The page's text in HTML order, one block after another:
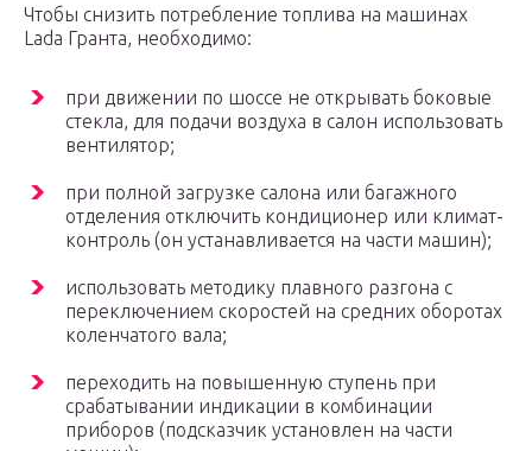
Чтобы снизить потребление топлива на машинах
Lada Гранта, необходимо:
при движении по шоссе не открывать боковые
стекла, для подачи воздуха в салон использовать
вентилятор;
при полной загрузке салона или багажного
отделения отключить кондиционер или климат-
контроль (он устанавливается на части машин);
использовать методику плавного разгона с
переключением скоростей на средних оборотах
коленчатого вала;
переходить на повышенную ступень при
срабатывании индикации в комбинации
приборов (подсказчик установлен на части